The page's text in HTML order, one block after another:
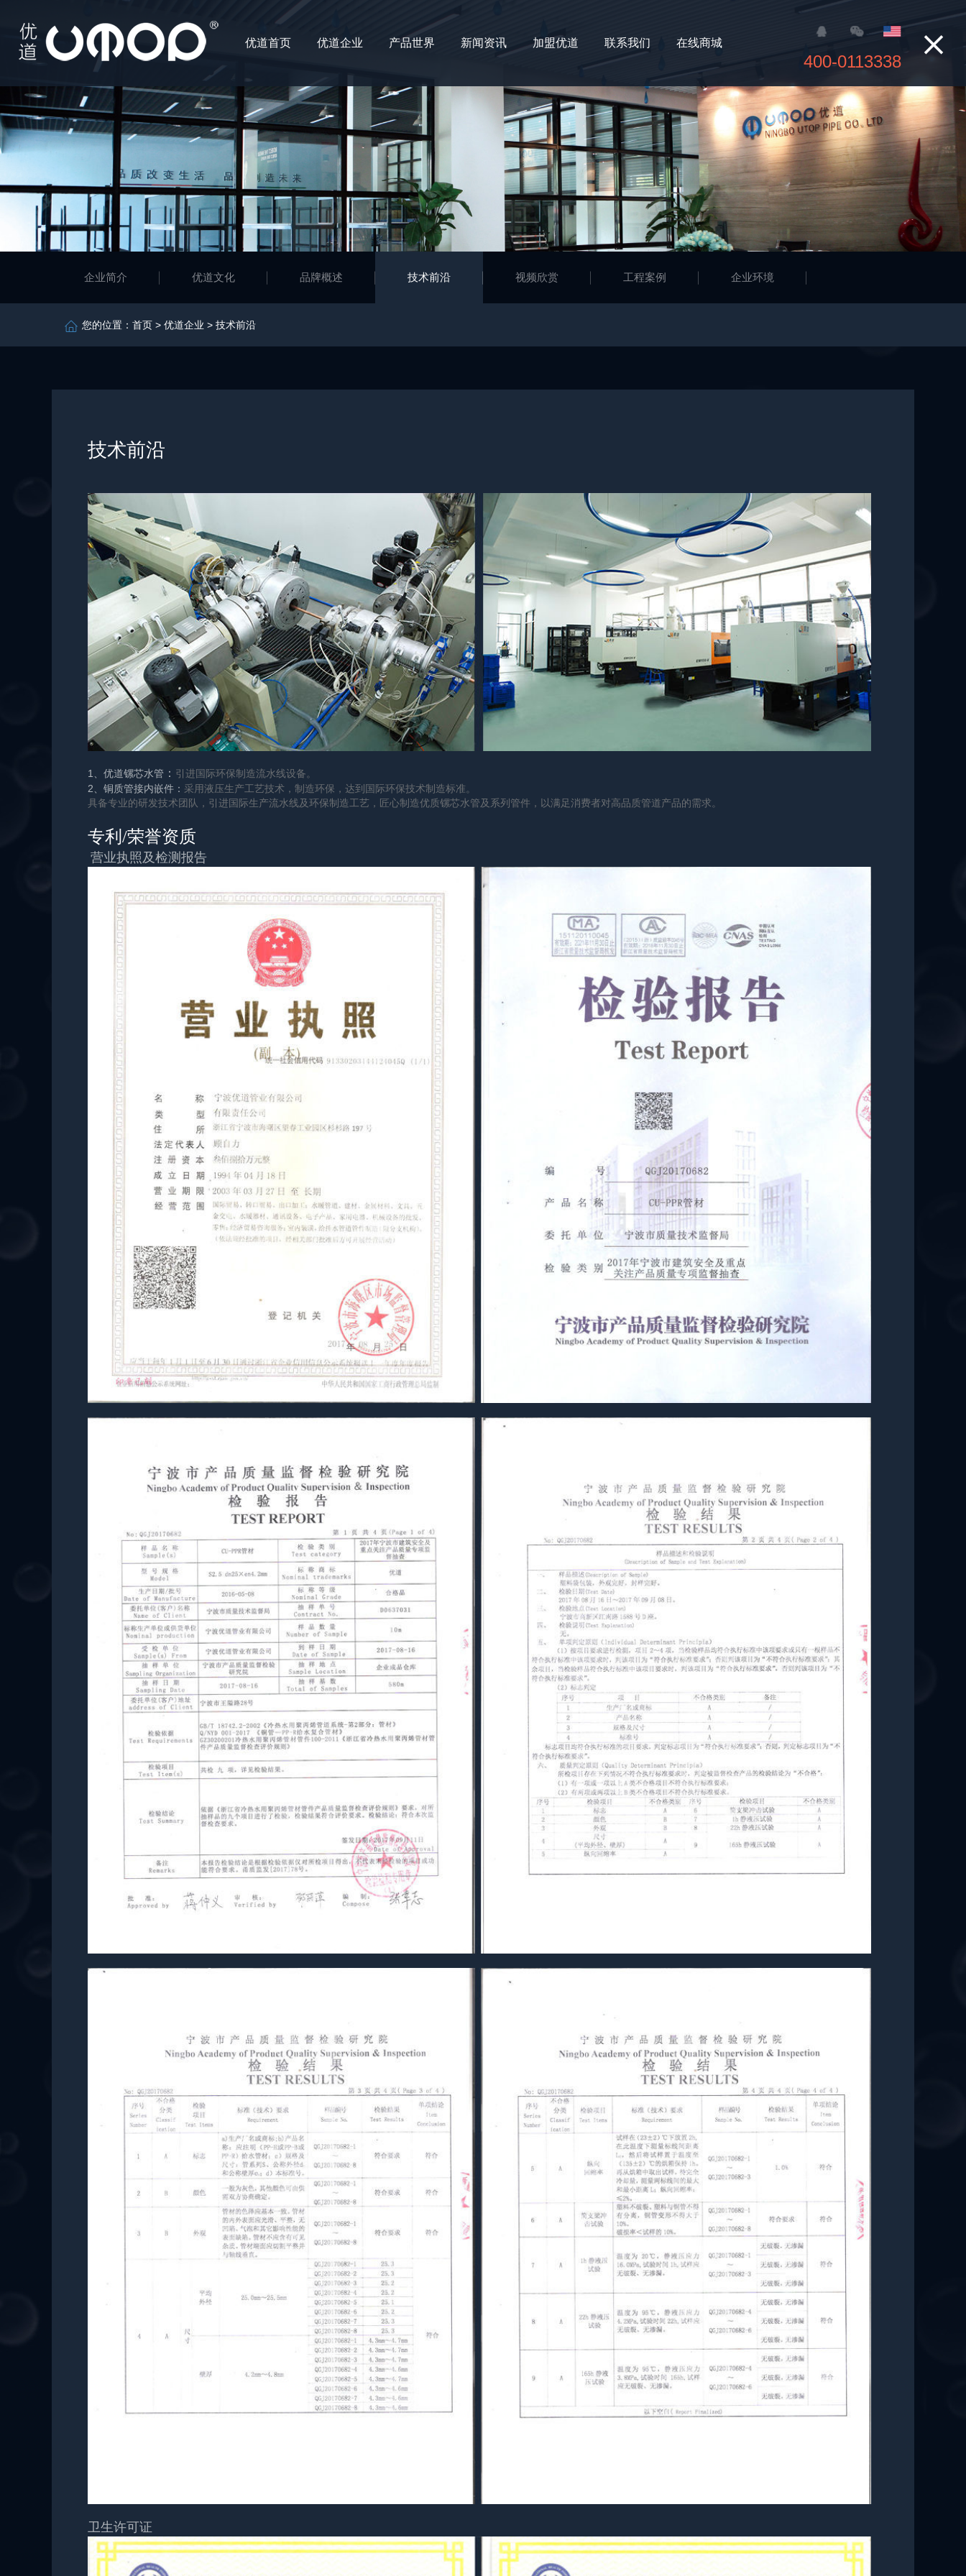
优道首页 优道企业 产品世界 新闻资讯 加盟优道 联系我们 在线商城
400-0113338

企业简介 优道文化 品牌概述 技术前沿 视频欣赏 工程案例 企业环境
您的位置： 首页 > 优道企业 > 技术前沿
技术前沿
1、优道镙芯水管 ： 引进国际环保制造流水线设备。
2、铜质管接内嵌件： 采用液压生产工艺技术，制造环保，达到国际环保技术制造标准。
具备专业的研发技术团队，引进国际生产流水线及环保制造工艺，匠心制造优质镙芯水管及系列管件，以满足消费者对高品质管道产品的需求。
专利/荣誉资质
营业执照及检测报告
卫生许可证